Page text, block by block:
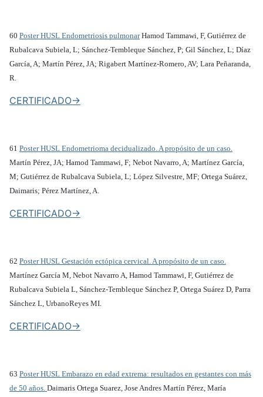
60 Poster HUSL Endometriosis pulmonarHamod Tammawi, F, Gutiérrez de
Rubalcava Subiela, L; Sánchez-Tembleque Sánchez, P; Gil Sánchez, L; Díaz
García, A; Martín Pérez, JA; Rigabert Martínez-Romero, AV; Lara Peñaranda,
R.
CERTIFICADO->
61 Poster HUSL Endometrioma decidualizado. A propósito de un caso.
Martín Pérez, JA; Hamod Tammawi, F; Nebot Navarro, A; Martínez García,
M; Gutiérrez de Rubalcava Subiela, L; López Silvestre, MF; Ortega Suárez,
Daimaris; Pérez Martínez, A.
CERTIFICADO->
62 Poster HUSL Gestación ectópica cervical. A propósito de un caso.
Martínez García M, Nebot Navarro A, Hamod Tammawi, F, Gutiérrez de
Rubalcava Subiela L, Sánchez-Tembleque Sánchez P, Ortega Suárez D, Parra
Sánchez L, UrbanoReyes MI.
CERTIFICADO->
63 Poster HUSL Embarazo en edad extrema: resultados en gestantes con más
de 50 años. Daimaris Ortega Suarez, Jose Andres Martín Pérez, María